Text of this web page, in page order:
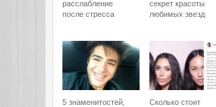
расслабление
после стресса
секрет красоты
любимых звезд
5 знаменитостей,
Сколько стоит